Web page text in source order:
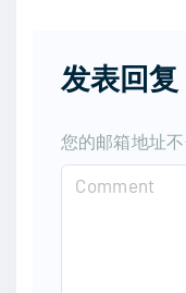
发表回复
您的邮箱地址不